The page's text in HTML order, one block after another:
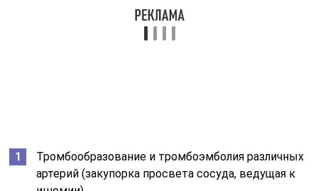
Тромбообразование и тромбоэмболия различных
артерий (закупорка просвета сосуда, ведущая к